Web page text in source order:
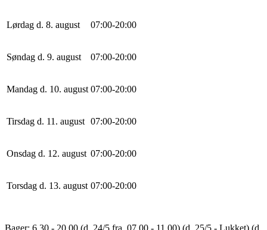
Lørdag d. 8. august 07:00-20:00
Søndag d. 9. august 07:00-20:00
Mandag d. 10. august 07:00-20:00
Tirsdag d. 11. august 07:00-20:00
Onsdag d. 12. august 07:00-20:00
Torsdag d. 13. august 07:00-20:00
Bager: 6.30 - 20.00 (d. 24/5 fra. 07.00 - 11.00) (d. 25/5 - Lukket) (d.